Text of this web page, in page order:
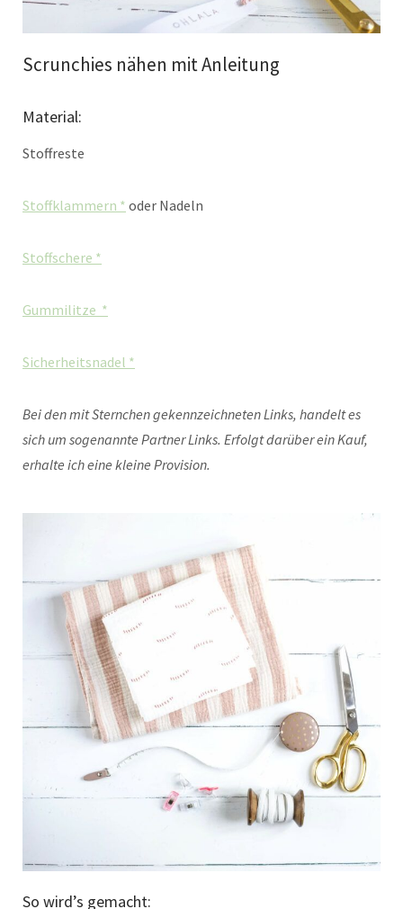
Scrunchies nähen mit Anleitung
Material:
Stoffreste
Stoffklammern * oder Nadeln
Stoffschere *
Gummilitze *
Sicherheitsnadel *
Bei den mit Sternchen gekennzeichneten Links, handelt es
sich um sogenannte Partner Links. Erfolgt darüber ein Kauf,
erhalte ich eine kleine Provision.
So wird’s gemacht: